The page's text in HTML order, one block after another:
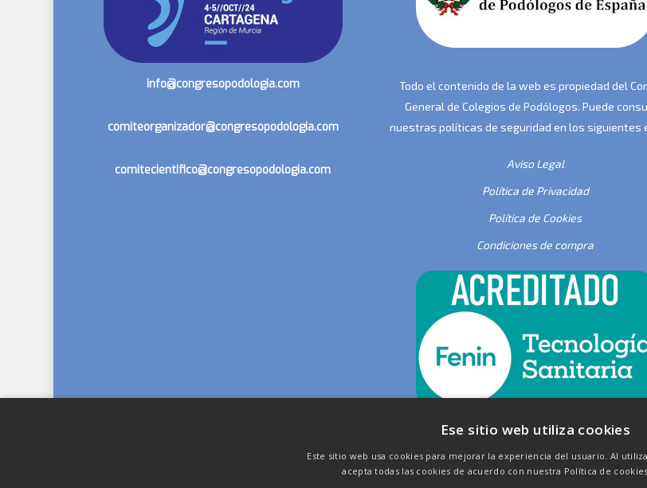
info@congresopodologia.com
comiteorganizador@congresopodologia.com
comitecientifico@congresopodologia.com
Todo el contenido de la web es propiedad del
General de Colegios de Podólogos. Puede
nuestras políticas de seguridad en los siguientes
Aviso Legal
Política de Privacidad
Política de Cookies
Condiciones de compra
Ese sitio web utiliza cookies
Este sitio web usa cookies para mejorar la experiencia del usuario. Al
acepta todas las cookies de acuerdo con nuestra Política de